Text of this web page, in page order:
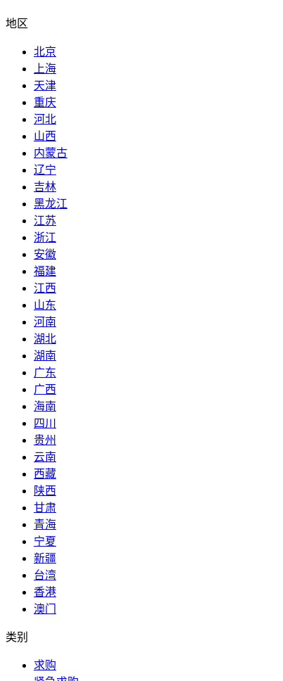
地区
北京
上海
天津
重庆
河北
山西
内蒙古
辽宁
吉林
黑龙江
江苏
浙江
安徽
福建
江西
山东
河南
湖北
湖南
广东
广西
海南
四川
贵州
云南
西藏
陕西
甘肃
青海
宁夏
新疆
台湾
香港
澳门
类别
求购